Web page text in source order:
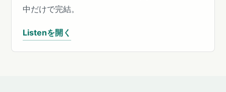
中だけで完結。
Listenを開く